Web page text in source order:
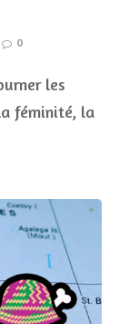
0
les
féminité, la